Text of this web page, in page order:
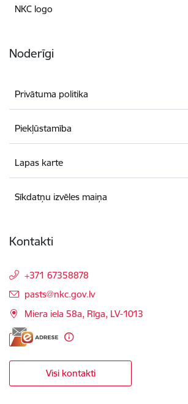
NKC logo
Noderīgi
Privātuma politika
Piekļūstamība
Lapas karte
Sīkdatņu izvēles maiņa
Kontakti
+371 67358878
E-pasts:
pasts@nkc.gov.lv
Miera iela 58a, Rīga, LV-1013
Visi kontakti